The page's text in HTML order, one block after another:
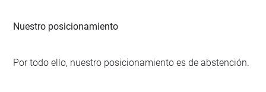
Nuestro posicionamiento
Por todo ello, nuestro posicionamiento es de abstención.